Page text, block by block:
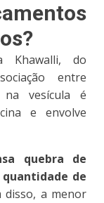
Khawalli, do
entre
na vesícula é
e envolve
quebra de
de
disso, a menor